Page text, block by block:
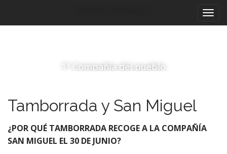
l
1ª Compañía del pueblo
Tamborrada y San Miguel
¿POR QUÉ TAMBORRADA RECOGE A LA COMPAÑÍA
SAN MIGUEL EL 30 DE JUNIO?